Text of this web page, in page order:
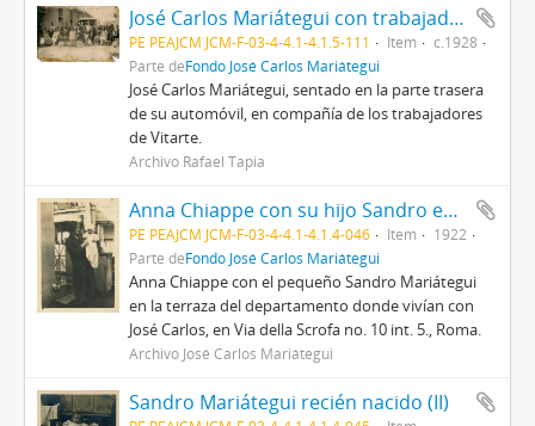
José Carlos Mariátegui con trabajadores de Vitarte
PE PEAJCM JCM-F-03-4-4.1-4.1.5-111 Item
c.1928
Parte deFondo José Carlos Mariátegui
José Carlos Mariátegui, sentado en la parte trasera
de su automóvil, en compañía de los trabajadores
de Vitarte.
Archivo Rafael Tapia
Anna Chiappe con su hijo Sandro en Roma
PE PEAJCM JCM-F-03-4-4.1-4.1.4-046 Item
1922
Parte deFondo José Carlos Mariátegui
Anna Chiappe con el pequeño Sandro Mariátegui
en la terraza del departamento donde vivían con
José Carlos, en Via della Scrofa no. 10 int. 5., Roma.
Archivo José Carlos Mariátegui
Sandro Mariátegui recién nacido (II)